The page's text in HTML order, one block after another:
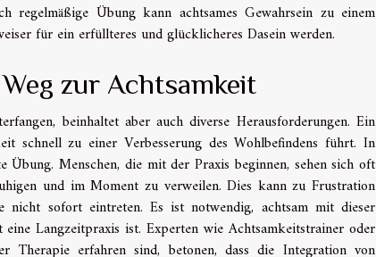
regelmäßige Übung kann achtsames Gewahrsein zu einem
für ein erfüllteres und glücklicheres Dasein werden.
zur Achtsamkeit
beinhaltet aber auch diverse Herausforderungen. Ein
schnell zu einer Verbesserung des Wohlbefindens führt. In
Menschen, die mit der Praxis beginnen, sehen sich oft
und im Moment zu verweilen. Dies kann zu Frustration
nicht sofort eintreten. Es ist notwendig, achtsam mit dieser
Langzeitpraxis ist. Experten wie Achtsamkeitstrainer oder
Therapie erfahren sind, betonen, dass die Integration von